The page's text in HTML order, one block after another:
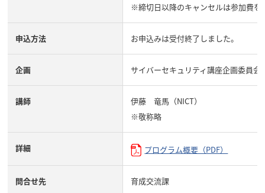
※締切日以降のキャンセルは参加費を
申込方法 お申込みは受付終了しました。
企画 サイバーセキュリティ講座企画委員会
講師
伊藤 竜馬（NICT）
※敬称略
詳細 プログラム概要（PDF）
問合せ先
育成交流課